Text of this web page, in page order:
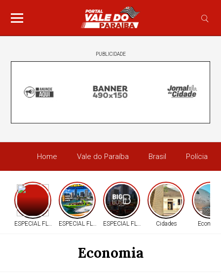
PUBLICIDADE
Home Vale do Paraíba Brasil Polícia
ESPECIAL FLÓRIDAESPECIAL FLÓRIDAESPECIAL FLÓRIDA Cidades
Economia